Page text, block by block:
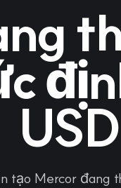
USD
tạo Mercor đang